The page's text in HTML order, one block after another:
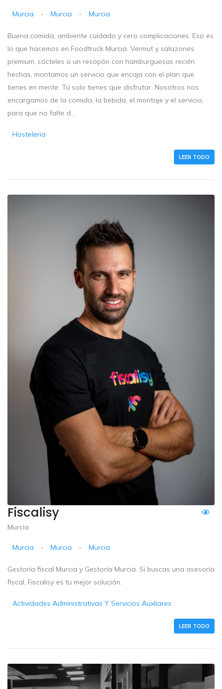
Murcia - Murcia - Murcia
Buena comida, ambiente cuidado y cero complicaciones. Eso es
lo que hacemos en Foodtruck Murcia. Vermut y salazones
premium, cócteles o un resopón con hamburguesas recién
hechas, montamos un servicio que encaja con el plan que
tienes en mente. Tú solo tienes que disfrutar. Nosotros nos
encargamos de la comida, la bebida, el montaje y el servicio,
para que no falte d...
Hosteleria
LEER TODO
Fiscalisy
Murcia
Murcia - Murcia - Murcia
Gestoría fiscal Murcia y Gestoría Murcia. Si buscas una asesoría
fiscal, Fiscalisy es tu mejor solución.
Actividades Administrativas Y Servicios Auxliares
LEER TODO